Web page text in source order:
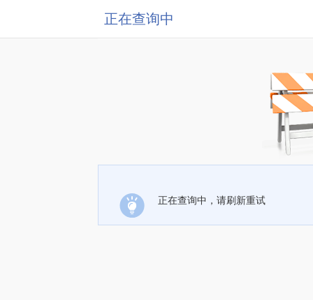
正在查询中
正在查询中，请刷新重试